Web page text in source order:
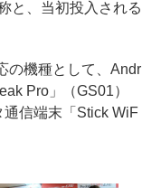
と、当初投入される
の機種として、Andr
Pro」（GS01）
信端末「Stick WiF